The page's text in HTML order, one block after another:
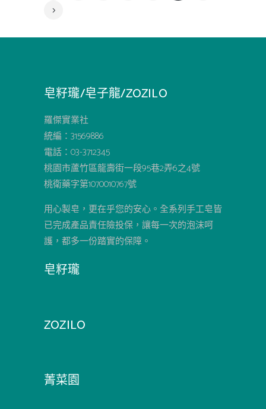
皂籽瓏/皂子龍/ZOZILO
羅傑實業社
統編：31569886
電話：03-3712345
桃園市蘆竹區龍壽街一段95巷2弄6之4號
桃衛藥字第1070010767號
用心製皂，更在乎您的安心。全系列手工皂皆
已完成產品責任險投保，讓每一次的泡沫呵
護，都多一份踏實的保障。
皂籽瓏
ZOZILO
菁菜園